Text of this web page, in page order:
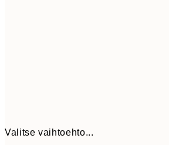
Valitse vaihtoehto...